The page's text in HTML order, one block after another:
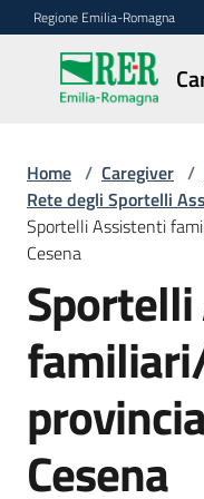
Vai al contenuto
Vai alla navigazione
Vai al footer
Regione Emilia-Romagna
Chi
è
il
FAQ
azioni
della
Regione
Home / Caregiver /
Rete degli Sportelli
Sportelli Assistenti
Cesena
Cesena